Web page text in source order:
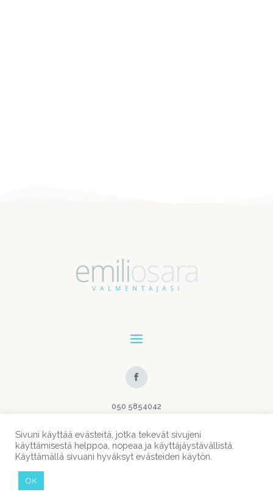
050 5854042
KAIKKI OIKEUDET PIDÄTETÄÄN © 2020-2026 | EMILI
Sivuni käyttää evästeitä, jotka tekevät sivujeni
käyttämisestä helppoa, nopeaa ja käyttäjäystävällistä.
Käyttämällä sivuani hyväksyt evästeiden käytön.
OK